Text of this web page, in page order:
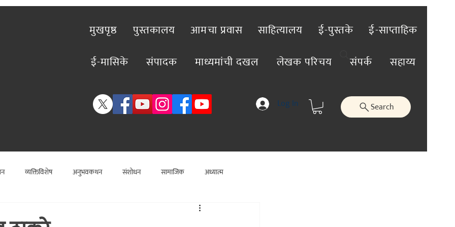
मुखपृष्ठ पुस्तकालय आमचा प्रवास साहित्यालय ई-पुस्तके
ई-साप्ताहिक
ई-मासिके
संपादक माध्यमांची दखल लेखक परिचय संपर्क सहाय्य
Log In Search
व्यक्तिविशेष अनुभवकथन संशोधन सामाजिक अध्यात्म